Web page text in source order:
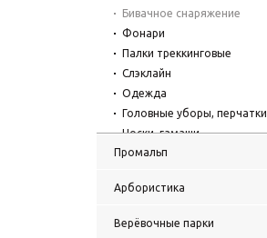
Бивачное снаряжение
Фонари
Палки треккинговые
Слэклайн
Одежда
Головные уборы, перчатки
Носки, гамаши
Блок и ролики
Аксессуары
продукция, подарочные
Промальп
Арбористика
Верёвочные парки